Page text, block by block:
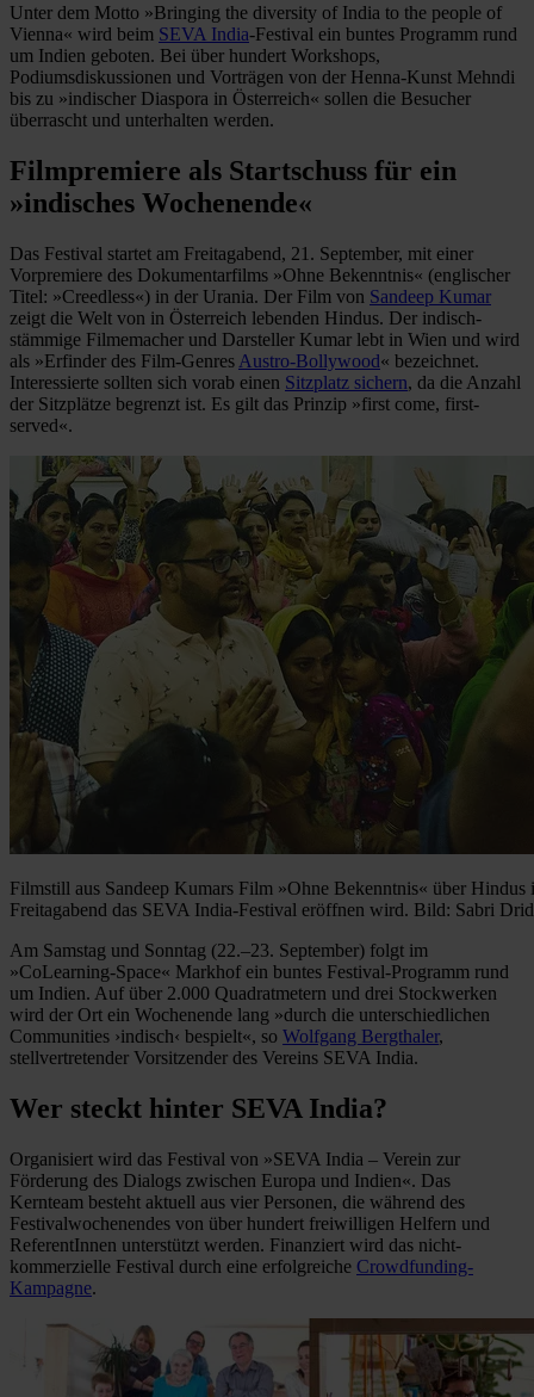
Unter dem Motto »Bringing the diversity of India to the people of
Vienna« wird beim SEVA India-Festival ein buntes Programm rund
um Indien geboten. Bei über hundert Workshops,
Podiumsdiskussionen und Vorträgen von der Henna-Kunst Mehndi
bis zu »indischer Diaspora in Österreich« sollen die Besucher
überrascht und unterhalten werden.
Filmpremiere als Startschuss für ein
»indisches Wochenende«
Das Festival startet am Freitagabend, 21. September, mit einer
Vorpremiere des Dokumentarfilms »Ohne Bekenntnis« (englischer
Titel: »Creedless«) in der Urania. Der Film von Sandeep Kumar
zeigt die Welt von in Österreich lebenden Hindus. Der indisch-
stämmige Filmemacher und Darsteller Kumar lebt in Wien und wird
als »Erfinder des Film-Genres Austro-Bollywood« bezeichnet.
Interessierte sollten sich vorab einen Sitzplatz sichern, da die Anzahl
der Sitzplätze begrenzt ist. Es gilt das Prinzip »first come, first-
served«.
Filmstill aus Sandeep Kumars Film »Ohne Bekenntnis« über Hindus
Freitagabend das SEVA India-Festival eröffnen wird. Bild: Sabri
Am Samstag und Sonntag (22.–23. September) folgt im
»CoLearning-Space« Markhof ein buntes Festival-Programm rund
um Indien. Auf über 2.000 Quadratmetern und drei Stockwerken
wird der Ort ein Wochenende lang »durch die unterschiedlichen
Communities ›indisch‹ bespielt«, so Wolfgang Bergthaler,
stellvertretender Vorsitzender des Vereins SEVA India.
Wer steckt hinter SEVA India?
Organisiert wird das Festival von »SEVA India – Verein zur
Förderung des Dialogs zwischen Europa und Indien«. Das
Kernteam besteht aktuell aus vier Personen, die während des
Festivalwochenendes von über hundert freiwilligen Helfern und
ReferentInnen unterstützt werden. Finanziert wird das nicht-
kommerzielle Festival durch eine erfolgreiche Crowdfunding-
Kampagne.